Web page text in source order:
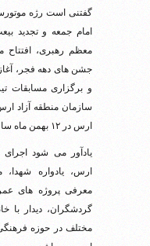
گفتنی است رژه
امام جمعه و تجدید
معظم رهبری، افتتاح
جشن های دهه فجر،
و برگزاری مسابقات
سازمان منطقه آزاد
ارس در ۱۲ بهمن ماه سالجاری می باشد.
یادآور می شود اجرای
ارس، یادواره
معرفی پروژه های
گردشگران، دیدار با
مختلف در حوزه